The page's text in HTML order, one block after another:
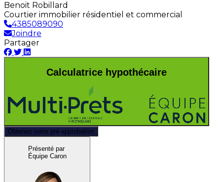
Benoit Robillard
Courtier immobilier résidentiel et commercial
4385089090
Joindre
Partager
Calculatrice hypothécaire
Obtenez votre pré-approbation
Présenté par
Équipe Caron